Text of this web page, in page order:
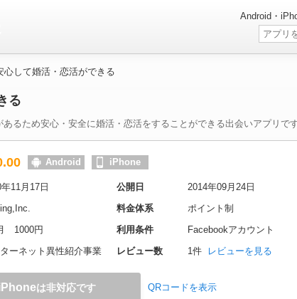
Android・
心して婚活・恋活ができる
る
るため安心・安全に婚活・恋活をすることができる出会いアプリです
Android iPhone
11月17日 公開日
2014年09月24日
料金体系
ポイント制
1000円 利用条件
Facebookアカウント
ーネット異性紹介事業 レビュー数 1件 レビューを見る
は非対応です QRコードを表示